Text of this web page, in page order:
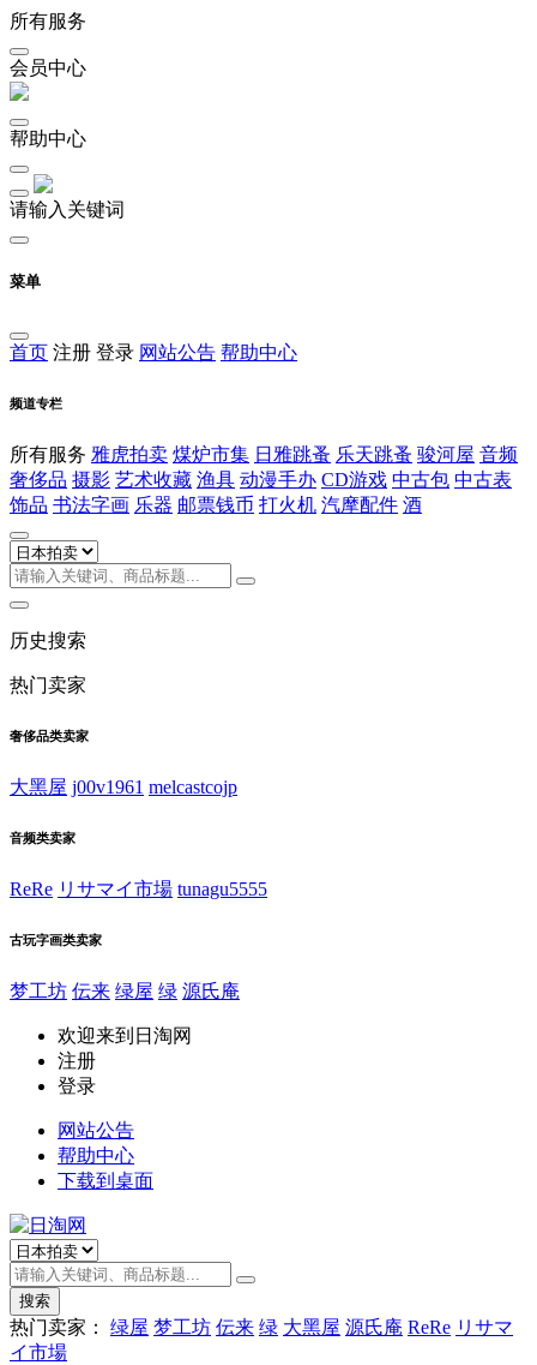
所有服务
会员中心
帮助中心
请输入关键词
菜单
首页 注册 登录 网站公告 帮助中心
频道专栏
所有服务 雅虎拍卖 煤炉市集 日雅跳蚤 乐天跳蚤 骏河屋 音频
奢侈品 摄影 艺术收藏 渔具 动漫手办 CD游戏 中古包 中古表
饰品 书法字画 乐器 邮票钱币 打火机 汽摩配件 酒
历史搜索
热门卖家
奢侈品类卖家
大黑屋 j00v1961 melcastcojp
音频类卖家
ReRe リサマイ市場 tunagu5555
古玩字画类卖家
梦工坊 伝来 绿屋 绿 源氏庵
欢迎来到日淘网
注册
登录
网站公告
帮助中心
下载到桌面
搜索
热门卖家： 绿屋 梦工坊 伝来 绿 大黑屋 源氏庵 ReRe リサマ
イ市場